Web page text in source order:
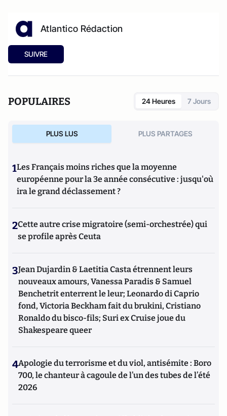
Atlantico Rédaction
SUIVRE
POPULAIRES 24 Heures 7 Jours
PLUS LUS PLUS PARTAGES
1Les Français moins riches que la moyenne
européenne pour la 3e année consécutive : jusqu'où
ira le grand déclassement ?
2Cette autre crise migratoire (semi-orchestrée) qui
se profile après Ceuta
3Jean Dujardin & Laetitia Casta étrennent leurs
nouveaux amours, Vanessa Paradis & Samuel
Benchetrit enterrent le leur; Leonardo di Caprio
fond, Victoria Beckham fait du brukini, Cristiano
Ronaldo du bisco-fils; Suri ex Cruise joue du
Shakespeare queer
4Apologie du terrorisme et du viol, antisémite : Boro
700, le chanteur à cagoule de l’un des tubes de l’été
2026